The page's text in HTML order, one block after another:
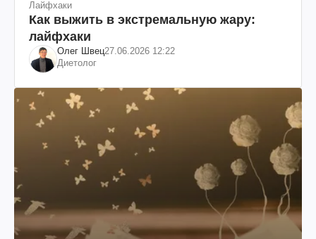
Лайфхаки
Как выжить в экстремальную жару:
лайфхаки
Олег Швец27.06.2026 12:22
Диетолог